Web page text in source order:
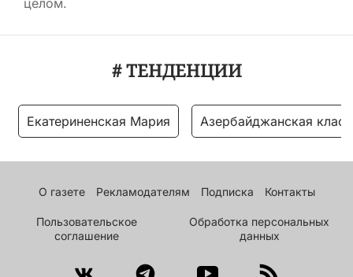
целом.
# ТЕНДЕНЦИИ
Екатериненская Мария Азербайджанская
О газете Рекламодателям Подписка Контакты
Пользовательское
соглашение
Обработка персональных
данных